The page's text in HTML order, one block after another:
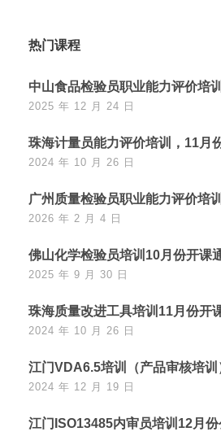
热门课程
中山食品检验员职业能力评价培
2025 年 12 月 24 日
珠海计量员能力评价培训，11月
2024 年 10 月 26 日
广州质量检验员职业能力评价培
2026 年 2 月 4 日
佛山化学检验员培训10月份开课
2025 年 9 月 30 日
珠海质量改进工具培训11月份开
2024 年 10 月 26 日
江门VDA6.5培训（产品审核培
2024 年 12 月 19 日
江门ISO13485内审员培训12月